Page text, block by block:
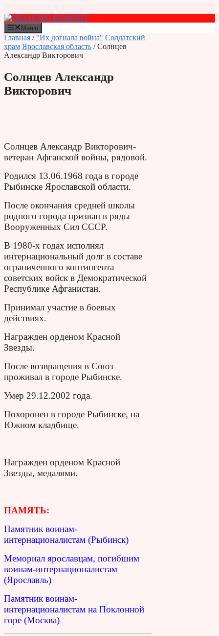
к
содержимому
Меню
Главная / "Их догнала война" Солдатский
храм Ярославская область / Солнцев
Александр Викторович
Солнцев Александр
Викторович
Солнцев Александр Викторович-
ветеран Афганской войны, рядовой.
Родился 13.06.1968 года в городе
Рыбинске Ярославской области.
После окончания средней школы
родного города призван в ряды
Вооруженных Сил СССР.
В 1980-х годах исполнял
интернациональный долг в составе
ограниченного контингента
советских войск в Демократической
Республике Афганистан.
Принимал участие в боевых
действиях.
Награжден орденом Красной
Звезды.
После возвращения в Союз
проживал в городе Рыбинске.
Умер 29.12.2002 года.
Похоронен в городе Рыбинске, на
Южном кладбище.
Награжден орденом Красной
Звезды, медалями.
ПАМЯТЬ:
Памятник воинам-
интернационалистам (Рыбинск)
Мемориал ярославцам, погибшим
воинам-интернационалистам
(Ярославль)
Памятник воинам-
интернационалистам на Поклонной
горе (Москва)